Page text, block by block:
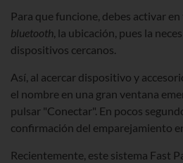
Para que funcione, debes activar
bluetooth, la ubicación, pues la
dispositivos cercanos.
Así, al acercar dispositivo y
el nombre en una gran ventana
pulsar "Conectar". En pocos
confirmación del emparejamiento
Recientemente, este sistema Fast